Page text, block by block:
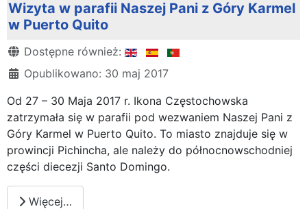
Wizyta w parafii Naszej Pani z Góry Karmel
w Puerto Quito
Szczegóły
Dostępne również:
Opublikowano: 30 maj 2017
Od 27 – 30 Maja 2017 r. Ikona Częstochowska
zatrzymała się w parafii pod wezwaniem Naszej Pani z
Góry Karmel w Puerto Quito. To miasto znajduje się w
prowincji Pichincha, ale należy do północnowschodniej
części diecezji Santo Domingo.
Więcej…